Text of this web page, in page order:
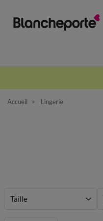
Accueil Lingerie
Taille